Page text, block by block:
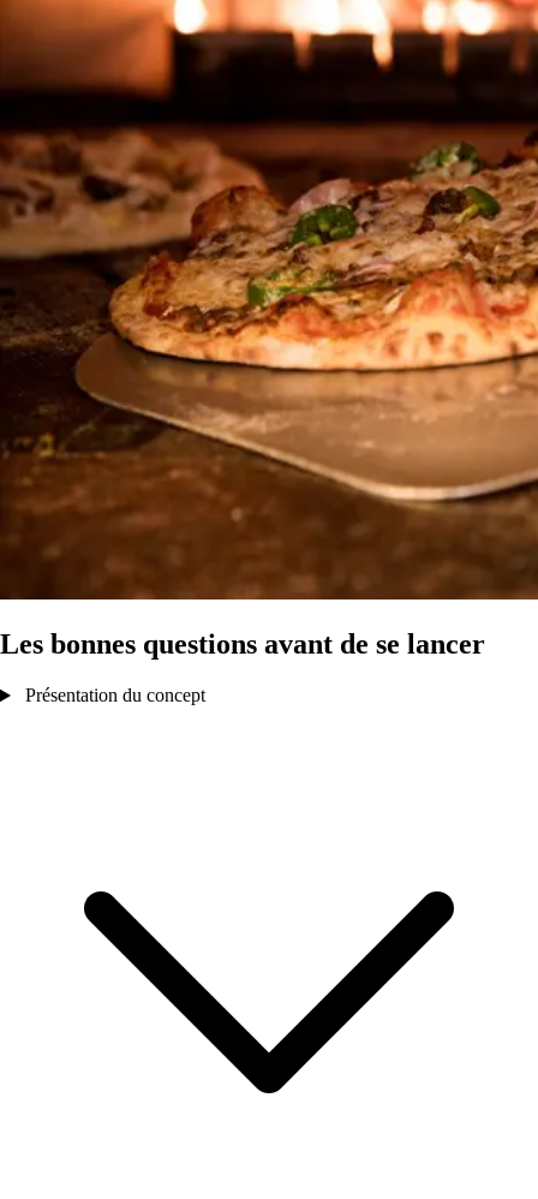
Les bonnes questions avant de se lancer
Présentation du concept